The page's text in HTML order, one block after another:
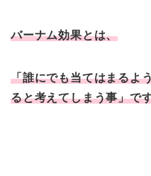
バーナム効果とは、
「誰にでも当てはまるよ
ると考えてしまう事」で